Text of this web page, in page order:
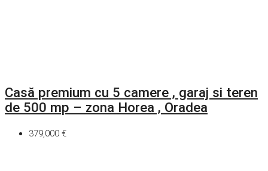
Casă premium cu 5 camere , garaj si teren
de 500 mp – zona Horea , Oradea
379,000 €